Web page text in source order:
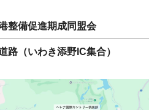
整備促進期成同盟会
（いわき添野IC集合）